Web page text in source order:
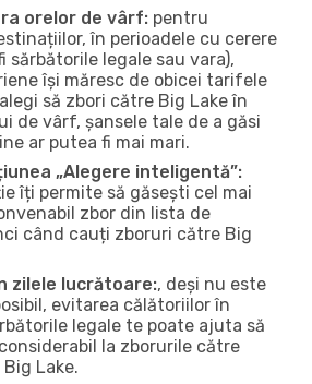
orelor de vârf: pentru
în perioadele cu cerere
sărbătorile legale sau vara),
își măresc de obicei tarifele
să zbori către Big Lake în
de vârf, șansele tale de a găsi
ar putea fi mai mari.
„Alegere inteligentă”:
îți permite să găsești cel mai
zbor din lista de
când cauți zboruri către Big
zilele lucrătoare:, deși nu este
evitarea călătoriilor în
legale te poate ajuta să
la zborurile către
Lake.